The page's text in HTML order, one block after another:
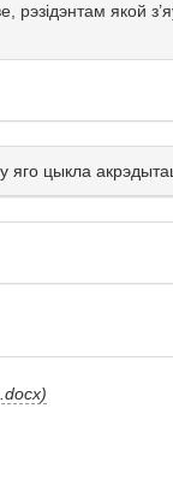
якой
яго цыкла